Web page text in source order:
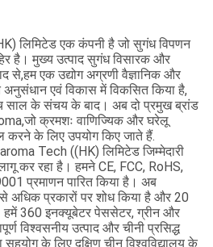
लिमिटेड एक कंपनी है जो सुगंध विपणन
है। मुख्य उत्पाद सुगंध विसारक और
एक उद्योग अग्रणी वैज्ञानिक और
एवं विकास में विकसित किया है,
साल के संचय के बाद। अब दो प्रमुख ब्रांड
क्रमशः वाणिज्यिक और घरेलू
करने के लिए उपयोग किए जाते हैं.
Tech ((HK) लिमिटेड जिम्मेदारी
कर रहा है। हमने CE, FCC, RoHS,
प्रमाणन पारित किया है। अब
अधिक प्रकारों पर शोध किया है और 20
हमें 360 इनक्यूबेटर पेससेटर, ग्रीन और
विश्वसनीय उत्पाद और चीनी प्रसिद्ध
के लिए दक्षिण चीन विश्वविद्यालय के